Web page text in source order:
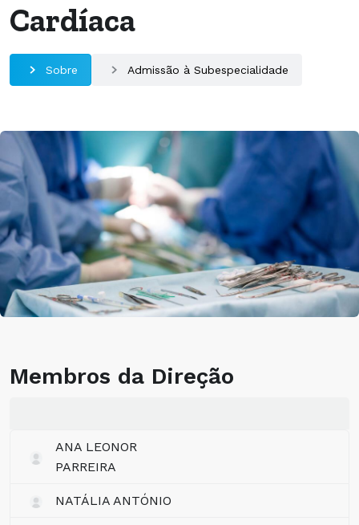
Cardíaca
Sobre Admissão à Subespecialidade
Membros da Direção
ANA LEONOR
PARREIRA
NATÁLIA ANTÓNIO